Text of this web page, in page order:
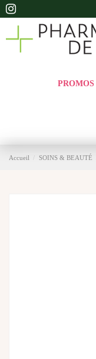
Accueil SOINS & BEAUTÉ